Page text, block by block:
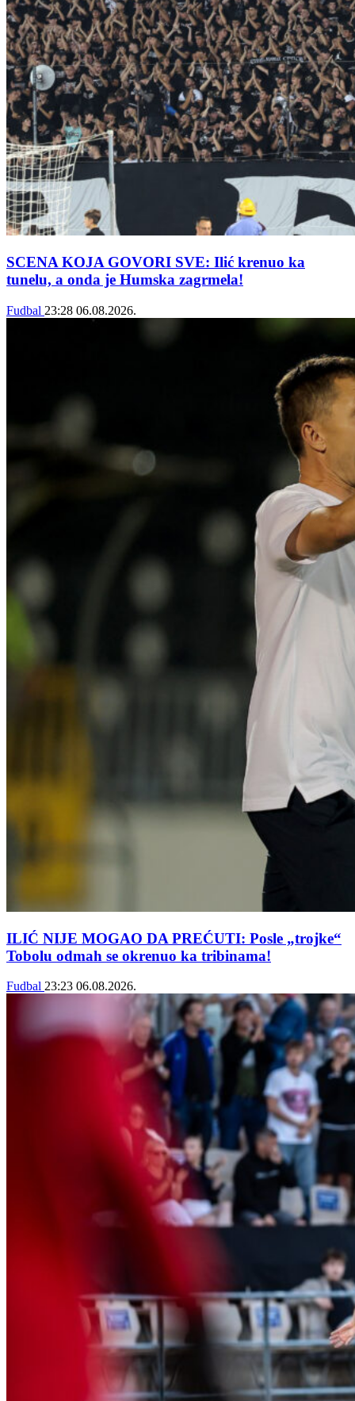
SCENA KOJA GOVORI SVE: Ilić krenuo ka
tunelu, a onda je Humska zagrmela!
Fudbal 23:28 06.08.2026.
ILIĆ NIJE MOGAO DA PREĆUTI: Posle „trojke“
Tobolu odmah se okrenuo ka tribinama!
Fudbal 23:23 06.08.2026.